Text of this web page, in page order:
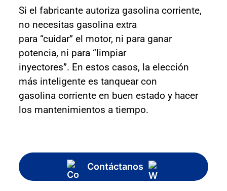
Si el fabricante autoriza gasolina corriente,
no necesitas gasolina extra
para “cuidar” el motor, ni para ganar
potencia, ni para “limpiar
inyectores”. En estos casos, la elección
más inteligente es tanquear con
gasolina corriente en buen estado y hacer
los mantenimientos a tiempo.
Contáctanos